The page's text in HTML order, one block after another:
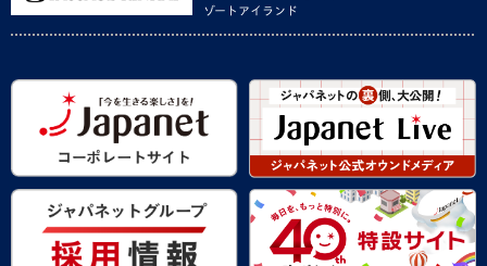
ゾートアイランド